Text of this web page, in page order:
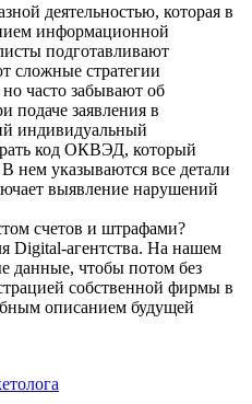
деятельностью, которая в
информационной
подготавливают
сложные стратегии
часто забывают об
подаче заявления в
индивидуальный
код ОКВЭД, который
нем указываются все детали
выявление нарушений
счетов и штрафами?
Digital-агентства. На нашем
данные, чтобы потом без
собственной фирмы в
описанием будущей